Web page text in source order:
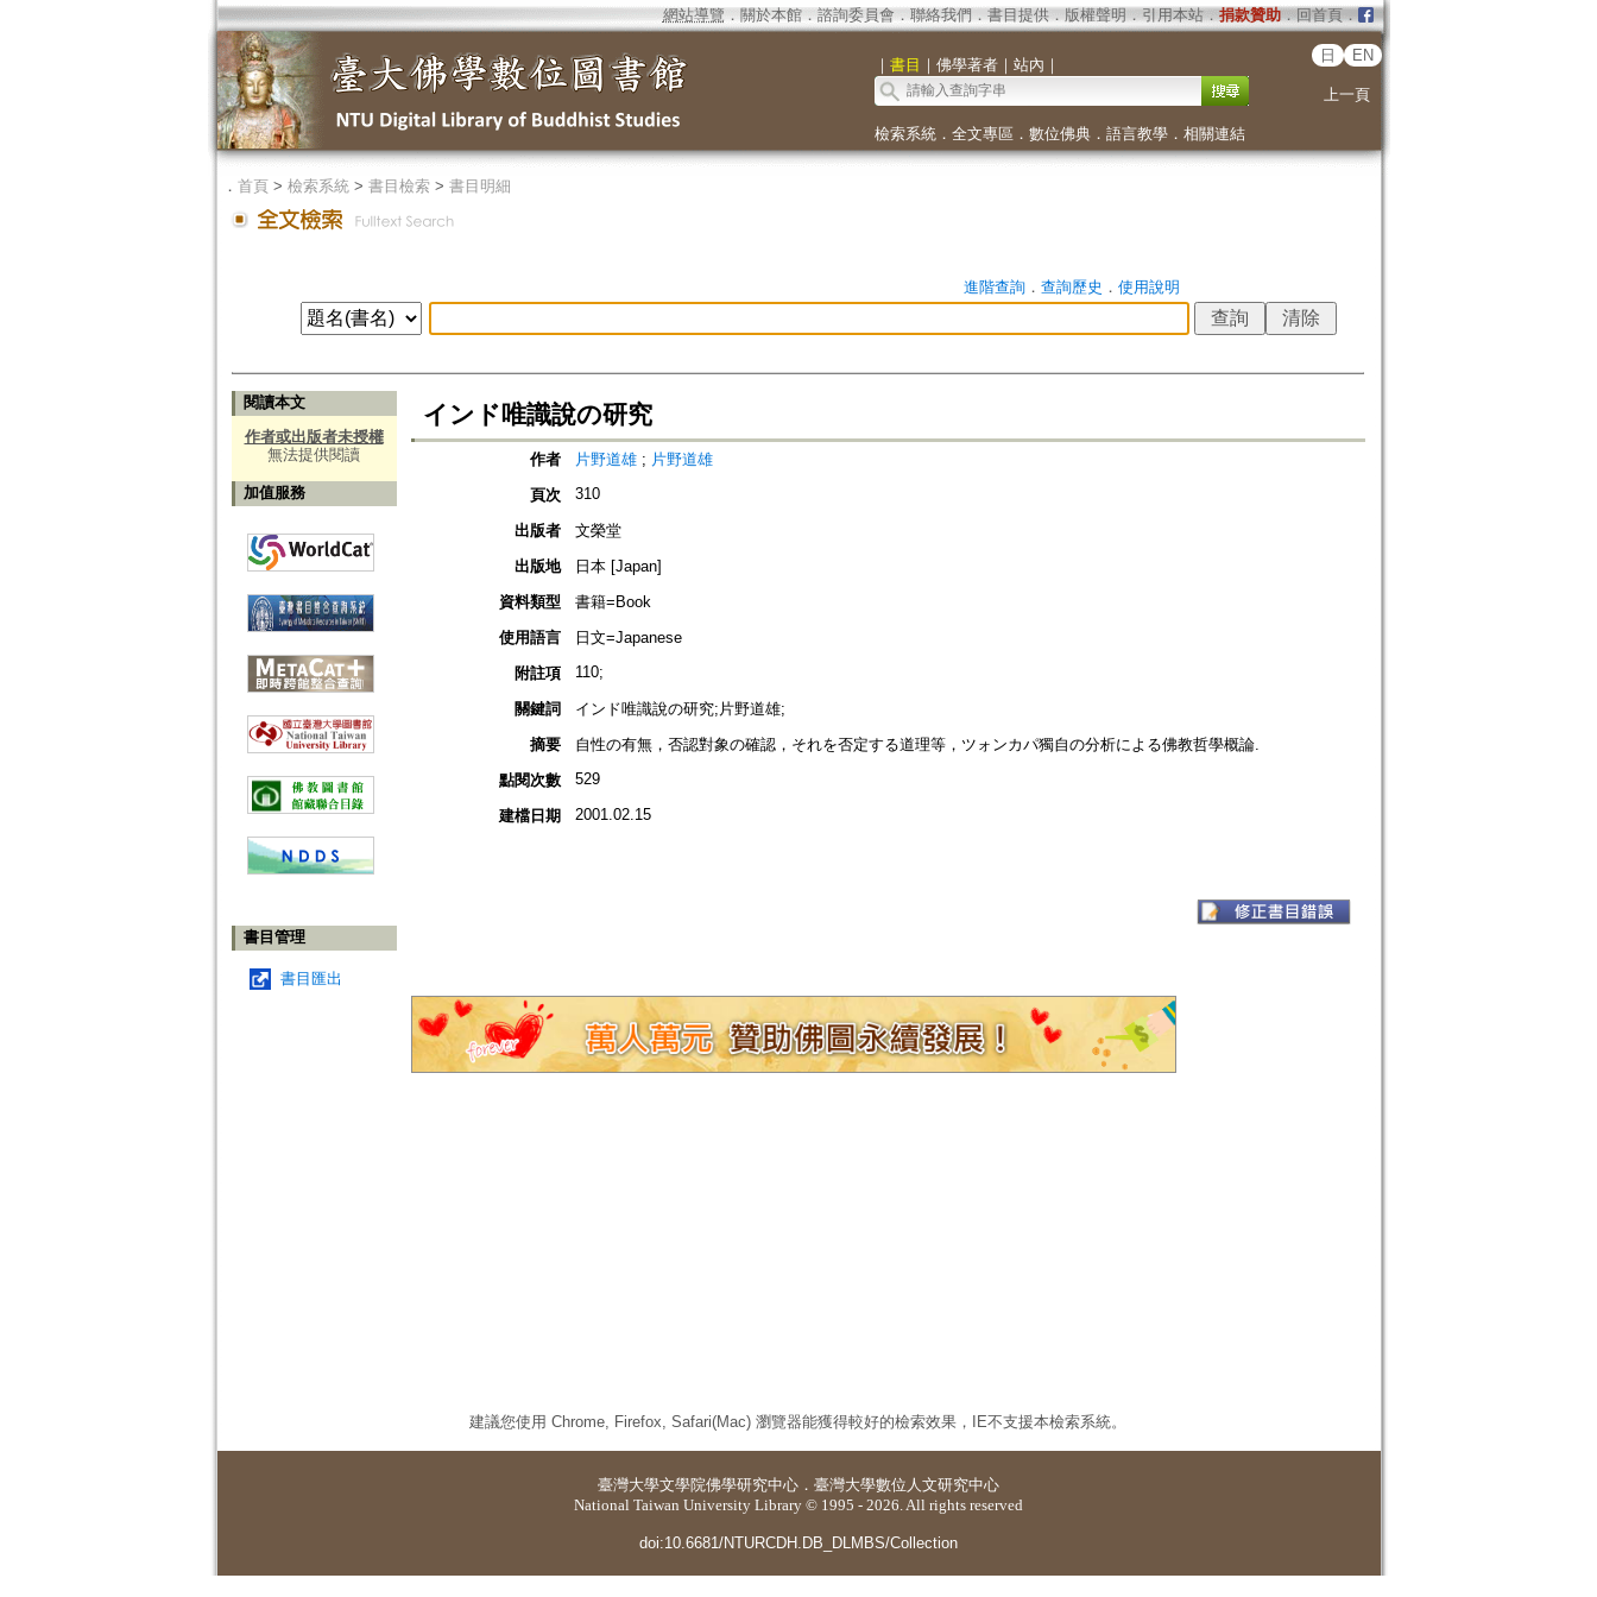
網站導覽 ． 關於本館． 諮詢委員會． 聯絡我們 ． 書目提供． 版權聲明 ． 引用本站． 捐款贊助．回首頁．
｜ 書目 ｜ 佛學著者｜ 站內 ｜
日 EN
上一頁
檢索系統． 全文專區 ． 數位佛典． 語言教學． 相關連結
． 首頁> 檢索系統> 書目檢索> 書目明細
進階查詢． 查詢歷史 ． 使用說明
閱讀本文
作者或出版者未授權
無法提供閱讀
加值服務
書目管理
書目匯出
インド唯識說の研究
作者 片野道雄; 片野道雄
頁次
310
出版者
文榮堂
出版地
日本 [Japan]
資料類型
書籍=Book
使用語言
日文=Japanese
附註項
110;
關鍵詞
インド唯識說の研究;片野道雄;
摘要
自性の有無，否認對象の確認，それを否定する道理等，ツォンカパ獨自の分析による佛教哲學概論.
點閱次數
529
建檔日期 2001.02.15
建議您使用 Chrome, Firefox, Safari(Mac) 瀏覽器能獲得較好的檢索效果，IE不支援本檢索系統。
臺灣大學文學院佛學研究中心 ． 臺灣大學數位人文研究中心
National Taiwan University Library © 1995 - 2026. All rights reserved
doi:10.6681/NTURCDH.DB_DLMBS/Collection